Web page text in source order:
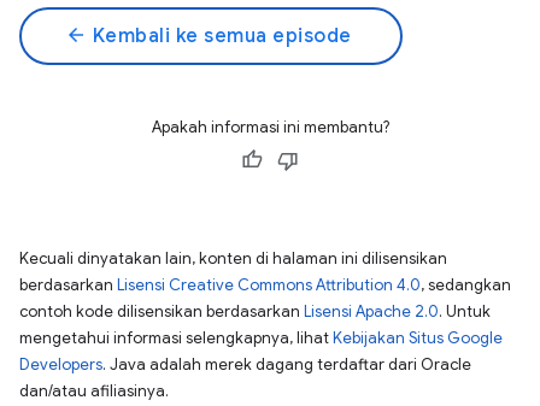
arrow_back Kembali ke semua episode
Apakah informasi ini membantu?
Kecuali dinyatakan lain, konten di halaman ini dilisensikan
berdasarkan Lisensi Creative Commons Attribution 4.0, sedangkan
contoh kode dilisensikan berdasarkan Lisensi Apache 2.0. Untuk
mengetahui informasi selengkapnya, lihatKebijakan Situs Google
Developers. Java adalah merek dagang terdaftar dari Oracle
dan/atau afiliasinya.